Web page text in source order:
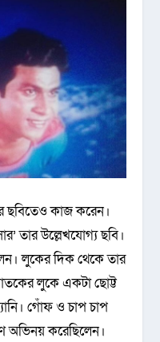
ছবিতেও কাজ করেন।
তার উল্লেখযোগ্য ছবি।
লুকের দিক থেকে তার
লুকে একটা ছোট্ট
গোঁফ ও চাপ চাপ
অভিনয় করেছিলেন।